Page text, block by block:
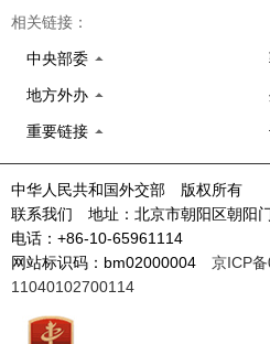
相关链接：
中央部委
地方外办
重要链接
中华人民共和国外交部 版权所有
联系我们 地址：北京市朝阳区朝
电话：+86-10-65961114
网站标识码：bm02000004 京ICP
11040102700114